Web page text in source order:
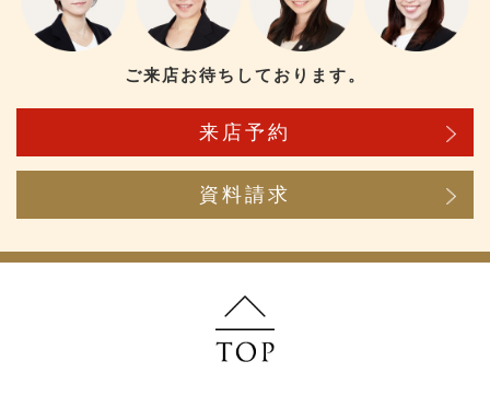
ご来店お待ちしております。
来店予約
資料請求